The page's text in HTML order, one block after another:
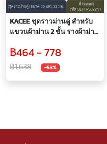
KACEE ชุดราวม่านคู่ สำหรับ
แขวนผ้าม่าน 2 ชั้น รางผ้าม่าน
ลายไม้ 2 ชั้น รุ่น FR30+22 สี
Natural
฿464 - 778
฿1,638 -53%